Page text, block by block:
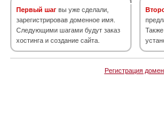
Первый шаг вы уже сделали,
зарегистрировав доменное имя.
Следующими шагами будут заказ
хостинга и создание сайта.
Регистрация